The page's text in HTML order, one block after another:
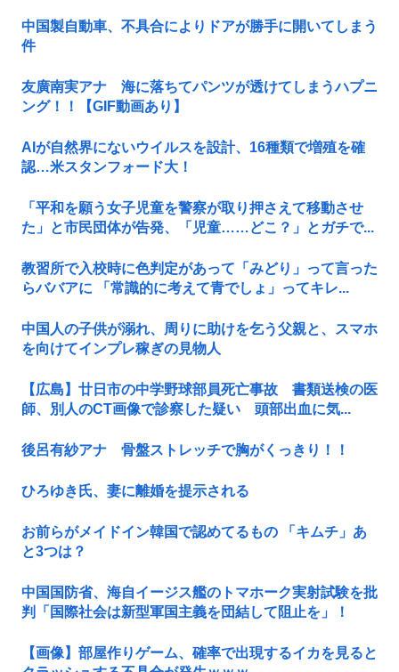
中国製自動車、不具合によりドアが勝手に開いてしまう
件
友廣南実アナ 海に落ちてパンツが透けてしまうハプニ
ング！！【GIF動画あり】
AIが自然界にないウイルスを設計、16種類で増殖を確
認…米スタンフォード大！
「平和を願う女子児童を警察が取り押さえて移動させ
た」と市民団体が告発、「児童……どこ？」とガチで...
教習所で入校時に色判定があって「みどり」って言った
らババアに 「常識的に考えて青でしょ」ってキレ...
中国人の子供が溺れ、周りに助けを乞う父親と、スマホ
を向けてインプレ稼ぎの見物人
【広島】廿日市の中学野球部員死亡事故 書類送検の医
師、別人のCT画像で診察した疑い 頭部出血に気...
後呂有紗アナ 骨盤ストレッチで胸がくっきり！！
ひろゆき氏、妻に離婚を提示される
お前らがメイドイン韓国で認めてるもの 「キムチ」あ
と3つは？
中国国防省、海自イージス艦のトマホーク実射試験を批
判「国際社会は新型軍国主義を団結して阻止を」！
【画像】部屋作りゲーム、確率で出現するイカを見ると